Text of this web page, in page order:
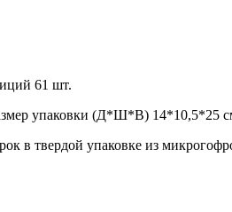
61 шт.
упаковки (Д*Ш*В) 14*10,5*25
в твердой упаковке из